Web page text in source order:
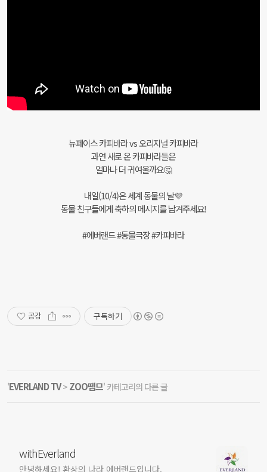
뉴페이스 카피바라 vs 오리지널 카피바라
과연 새로 온 카피바라들은
얼마나 더 귀여울까요🤔
내일(10/4)은 세계 동물의 날💜
동물 친구들에게 축하의 메시지를 남겨주세요!
#에버랜드 #동물극장 #카피바라
공감 구독하기
'EVERLAND TV> ZOO뗌므' 카테고리의 다른 글
withEverland
안녕하세요! 환상의 나라 에버랜드입니다.